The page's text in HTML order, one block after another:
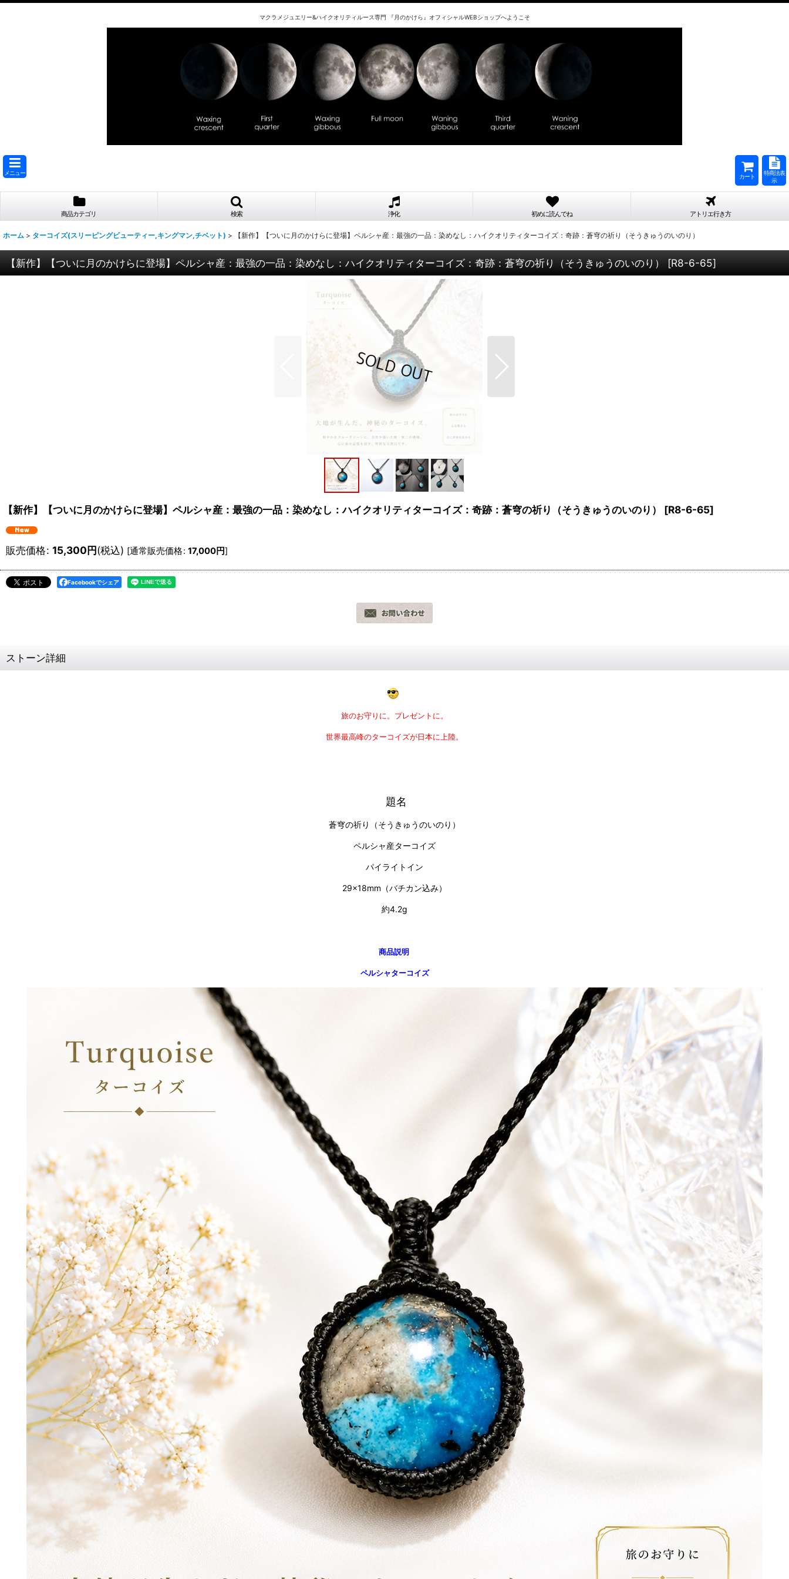
マクラメジュエリー&ハイクオリティルース専門 『月のかけら』オフィシャルWEBショップへようこそ
メニュー
カート
特商法表
示
商品カテゴリ 検索 浄化 初めに読んでね アトリエ行き方
ホーム > ターコイズ(スリーピングビューティー,キングマン,チベット) > 【新作】【ついに月のかけらに登場】ペルシャ産：最強の一品：染めなし：ハイクオリティターコイズ：奇跡：蒼穹の祈り（そうきゅうのいのり）
【新作】【ついに月のかけらに登場】ペルシャ産：最強の一品：染めなし：ハイクオリティターコイズ：奇跡：蒼穹の祈り（そうきゅうのいのり） [R8-6-65]
【新作】【ついに月のかけらに登場】ペルシャ産：最強の一品：染めなし：ハイクオリティターコイズ：奇跡：蒼穹の祈り（そうきゅうのいのり） [R8-6-65]
販売価格: 15,300円(税込) [通常販売価格: 17,000円]
Facebookでシェア
ストーン詳細
旅のお守りに。プレゼントに。
世界最高峰のターコイズが日本に上陸。
題名
蒼穹の祈り（そうきゅうのいのり）
ペルシャ産ターコイズ
パイライトイン
29×18mm（バチカン込み）
約4.2g
商品説明
ペルシャターコイズ